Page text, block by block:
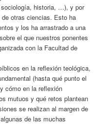
historia, …), y por
otras ciencias. Esto ha
y los ha arrastrado a una
el que nuestros ponentes
con la Facultad de
en la reflexión teológica,
(hasta qué punto el
cómo en la reflexión
mutuos y qué retos plantean
se realizan al margen de
de las muchas